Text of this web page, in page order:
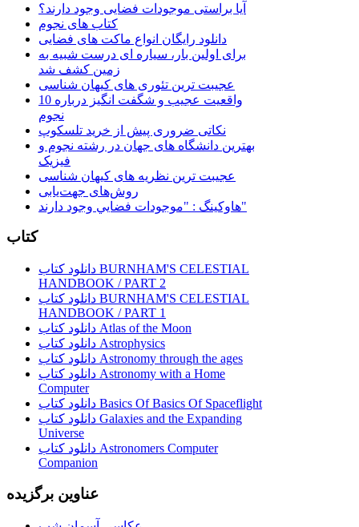
آیا براستی موجودات فضایی وجود دارند؟
کتاب های نجوم
دانلود رایگان انواع ماکت های فضایی
برای اولین بار، سیاره ای درست شبیه به
زمین کشف شد
عجیبت ترین تئوری های کیهان شناسی
10 واقعیت عجیب و شگفت انگیز درباره
نجوم
نکاتی ضروری پیش از خرید تلسکوپ
بهترین دانشگاه های جهان در رشته نجوم و
فیزیک
عجیبت ترین نظریه های کیهان شناسی
روش‌های جهت‌یابی
هاوكينگ : "موجودات فضايي وجود دارند"
کتاب
دانلود کتاب BURNHAM'S CELESTIAL
HANDBOOK / PART 2
دانلود کتاب BURNHAM'S CELESTIAL
HANDBOOK / PART 1
دانلود کتاب Atlas of the Moon
دانلود کتاب Astrophysics
دانلود کتاب Astronomy through the ages
دانلود کتاب Astronomy with a Home
Computer
دانلود کتاب Basics Of Basics Of Spaceflight
دانلود کتاب Galaxies and the Expanding
Universe
دانلود کتاب Astronomers Computer
Companion
عناوین برگزیده